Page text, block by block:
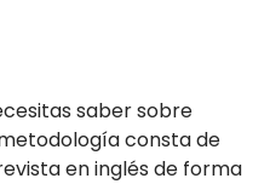
saber sobre
consta de
en inglés de forma